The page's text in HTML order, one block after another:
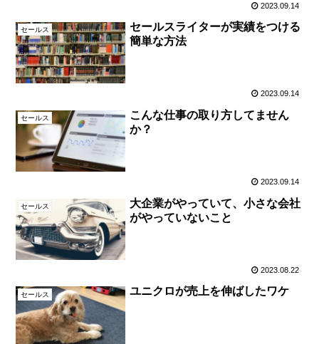
2023.09.14
セールス
セールスライターが実績をつける
簡単な方法
2023.09.14
セールス
こんな仕事の取り方してません
か？
2023.09.14
セールス
大企業がやっていて、小さな会社
がやっていないこと
2023.08.22
セールス ユニクロが売上を伸ばしたワケ